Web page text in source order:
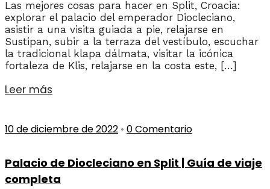
Las mejores cosas para hacer en Split, Croacia:
explorar el palacio del emperador Diocleciano,
asistir a una visita guiada a pie, relajarse en
Sustipan, subir a la terraza del vestíbulo, escuchar
la tradicional klapa dálmata, visitar la icónica
fortaleza de Klis, relajarse en la costa este, […]
Leer más
10 de diciembre de 2022 • 0 Comentario
Palacio de Diocleciano en Split | Guía de viaje
completa